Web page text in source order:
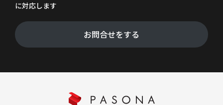
に対応します
お問合せをする